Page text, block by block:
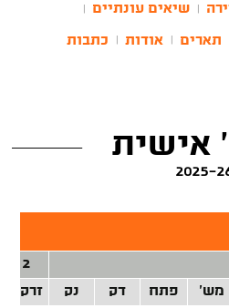
שיאים עונתיים
תארים אודות כתבות
אישית
2025-
2 נק'
מש'
פתח דק נק זרק/